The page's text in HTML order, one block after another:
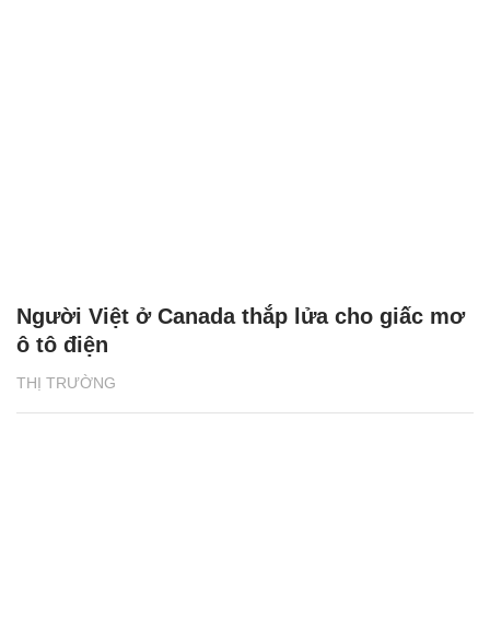
THỊ TRƯỜNG
Người Việt ở Canada thắp lửa cho giấc mơ
ô tô điện